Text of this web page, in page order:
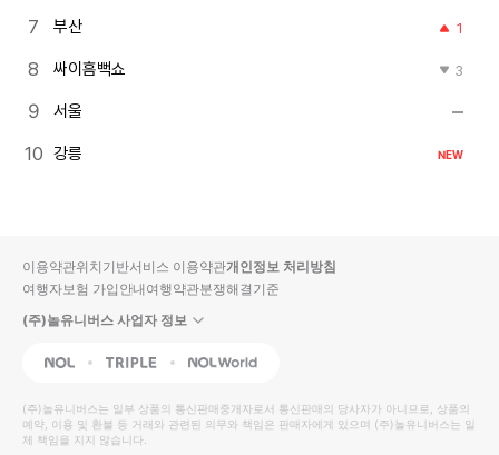
부산 1
싸이흠뻑쇼 3
서울
강릉 NEW
이용약관위치기반서비스 이용약관개인정보 처리방침
여행자보험 가입안내여행약관분쟁해결기준
(주)놀유니버스 사업자 정보
NOL Triple Interpark Global
(주)놀유니버스는 일부 상품의 통신판매중개자로서 통신판매의 당사자가 아니므로, 상품의
예약, 이용 및 환불 등 거래와 관련된 의무와 책임은 판매자에게 있으며 (주)놀유니버스는 일
체 책임을 지지 않습니다.